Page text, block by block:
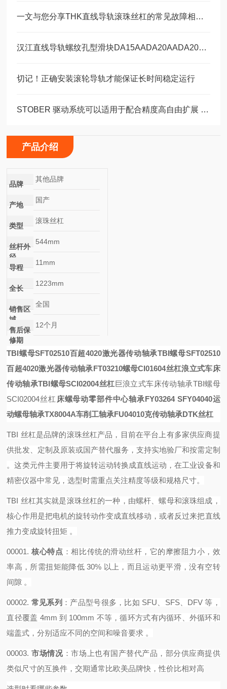
一文与您分享THK直线导轨滚珠丝杠的常见故障相应解决方法
汉江直线导轨螺纹孔型滑块DA15AADA20AADA20AAL
切记！正确安装滚轮导轨才能保证长时间稳定运行
STOBER 驱动系统可以适用于配合精度高自由扩展 – 方案。 ‍
产品介绍
品牌
其他品牌
产地
国产
类型
滚珠丝杠
丝杆外
径
544mm
导程
11mm
全长
1223mm
销售区
域
全国
售后保
修期
12个月
TBI螺母SFT02510百超4020激光器传动轴承TBI螺母SFT02510
百超4020激光器传动轴承FT03210螺母CI01604丝杠浪立式车床
传动轴承TBI螺母SCI02004丝杠巨浪立式车床传动轴承TBI螺母
SCI02004丝杠 床螺母动零部件中心轴承FY03264 SFY04040运
动螺母轴承TX8004A车削工轴承FU04010克传动轴承DTK丝杠
TBI 丝杠是品牌的滚珠丝杠产品，目前在平台上有多家供应商提
供批发、定制及原装或国产替代服务，支持实地验厂和按需定制
。这类元件主要用于将旋转运动转换成直线运动，在工业设备和
精密仪器中常见，选型时需重点关注精度等级和规格尺寸。
TBI 丝杠其实就是滚珠丝杠的一种，由螺杆、螺母和滚珠组成，
核心作用是把电机的旋转动作变成直线移动，或者反过来把直线
推力变成旋转扭矩 。‌‌‌
00001. 核心特点 ‌：相比传统的滑动丝杆，它的摩擦阻力小，效
率高，所需扭矩能降低 30% 以上，而且运动更平滑，没有空转
间隙 。
00002. 常见系列 ‌：产品型号很多，比如 SFU、SFS、DFV 等，
直径覆盖 4mm 到 100mm 不等，循环方式有内循环、外循环和
端盖式，分别适应不同的空间和噪音要求 。
00003. 市场情况 ‌：市场上也有国产替代产品，部分供应商提供
类似尺寸的互换件，交期通常比欧美品牌快，性价比相对高